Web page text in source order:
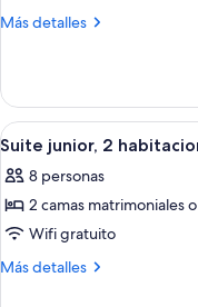
Más detalles
Más
(E)
Abrir
todas
las
fotos
de
Suite
4
Suite junior, 2
8 personas
2 camas matrimoniales
Wifi gratuito
Más detalles
Más